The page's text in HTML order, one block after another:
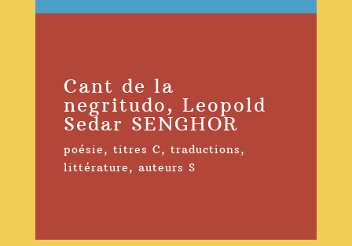
Cant de la
negritudo, Leopold
Sedar SENGHOR
poésie, titres C, traductions,
littérature, auteurs S